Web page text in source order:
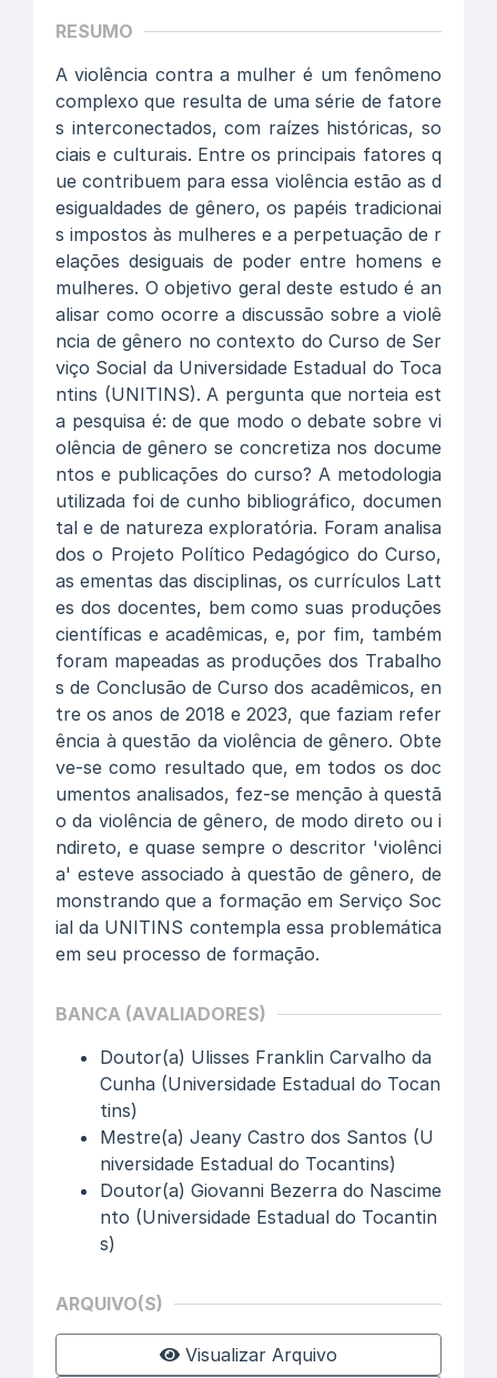
RESUMO
A violência contra a mulher é um fenômeno
complexo que resulta de uma série de fatore
s interconectados, com raízes históricas, so
ciais e culturais. Entre os principais fatores q
ue contribuem para essa violência estão as d
esigualdades de gênero, os papéis tradicionai
s impostos às mulheres e a perpetuação de r
elações desiguais de poder entre homens e
mulheres. O objetivo geral deste estudo é an
alisar como ocorre a discussão sobre a violê
ncia de gênero no contexto do Curso de Ser
viço Social da Universidade Estadual do Toca
ntins (UNITINS). A pergunta que norteia est
a pesquisa é: de que modo o debate sobre vi
olência de gênero se concretiza nos docume
ntos e publicações do curso? A metodologia
utilizada foi de cunho bibliográfico, documen
tal e de natureza exploratória. Foram analisa
dos o Projeto Político Pedagógico do Curso,
as ementas das disciplinas, os currículos Latt
es dos docentes, bem como suas produções
científicas e acadêmicas, e, por fim, também
foram mapeadas as produções dos Trabalho
s de Conclusão de Curso dos acadêmicos, en
tre os anos de 2018 e 2023, que faziam refer
ência à questão da violência de gênero. Obte
ve-se como resultado que, em todos os doc
umentos analisados, fez-se menção à questã
o da violência de gênero, de modo direto ou i
ndireto, e quase sempre o descritor 'violênci
a' esteve associado à questão de gênero, de
monstrando que a formação em Serviço Soc
ial da UNITINS contempla essa problemática
em seu processo de formação.
BANCA (AVALIADORES)
Doutor(a) Ulisses Franklin Carvalho da
Cunha (Universidade Estadual do Tocan
tins)
Mestre(a) Jeany Castro dos Santos (U
niversidade Estadual do Tocantins)
Doutor(a) Giovanni Bezerra do Nascime
nto (Universidade Estadual do Tocantin
s)
ARQUIVO(S)
Visualizar Arquivo